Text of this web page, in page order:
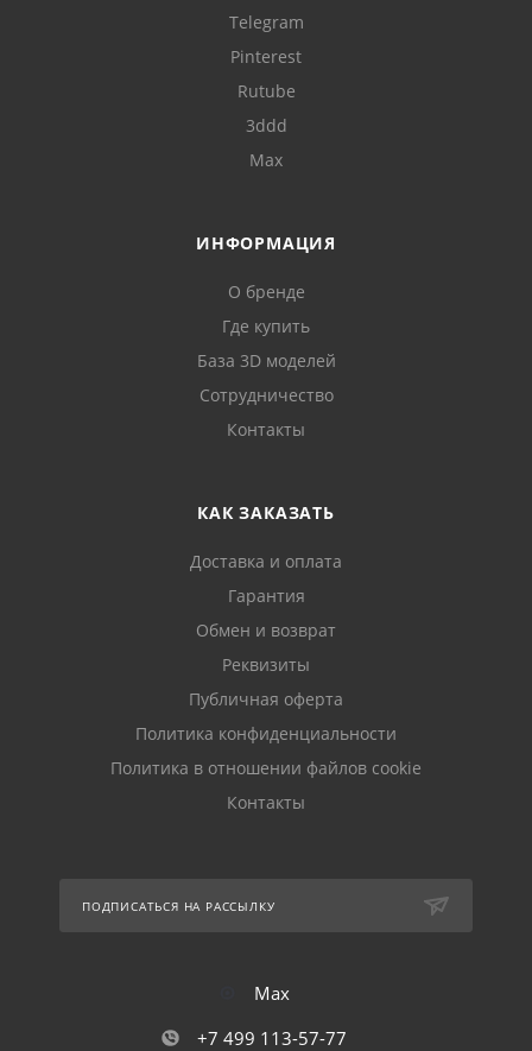
Telegram
Pinterest
Rutube
3ddd
Max
ИНФОРМАЦИЯ
О бренде
Где купить
База 3D моделей
Сотрудничество
Контакты
КАК ЗАКАЗАТЬ
Доставка и оплата
Гарантия
Обмен и возврат
Реквизиты
Публичная оферта
Политика конфиденциальности
Политика в отношении файлов cookie
Контакты
ПОДПИСАТЬСЯ НА РАССЫЛКУ
Max
+7 499 113-57-77